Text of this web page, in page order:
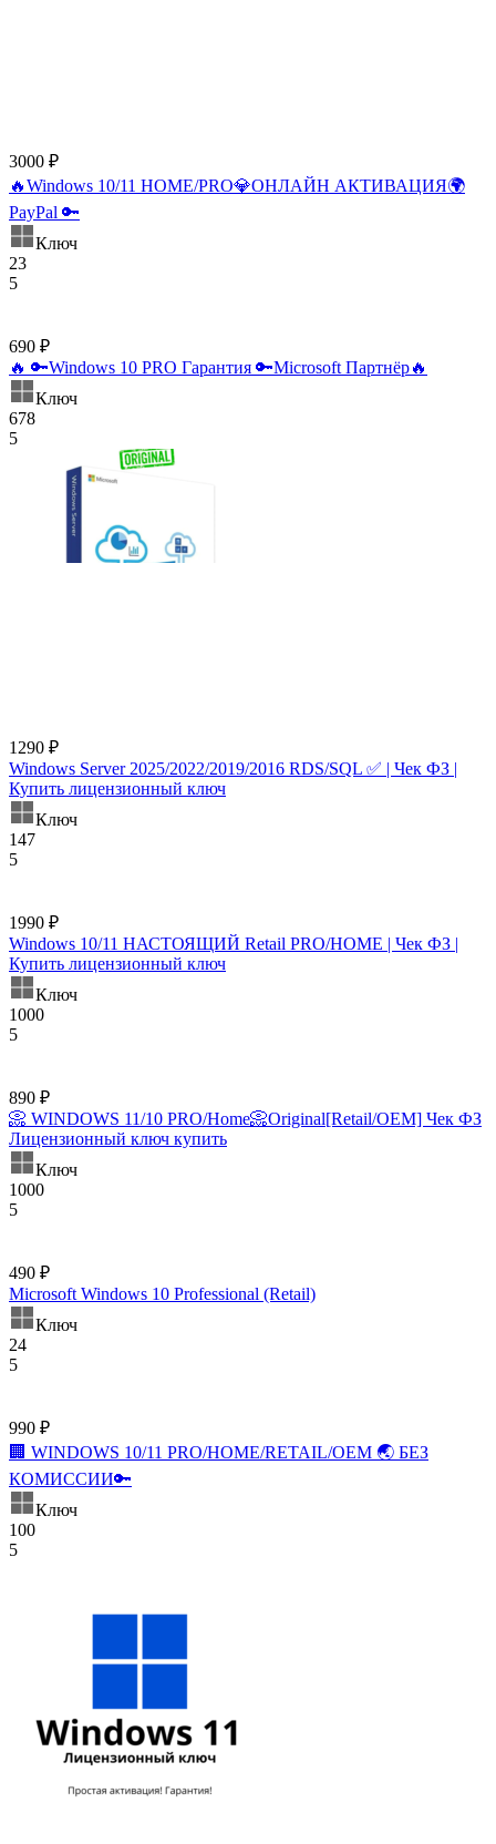
3000 ₽
🔥Windows 10/11 HOME/PRO💎ОНЛАЙН АКТИВАЦИЯ🌍
PayPal 🔑
Ключ
23
5
690 ₽
🔥 🔑Windows 10 PRO Гарантия 🔑Microsoft Партнёр🔥
Ключ
678
5
1290 ₽
Windows Server 2025/2022/2019/2016 RDS/SQL ✅ | Чек ФЗ |
Купить лицензионный ключ
Ключ
147
5
1990 ₽
Windows 10/11 НАСТОЯЩИЙ Retail PRO/HOME | Чек ФЗ |
Купить лицензионный ключ
Ключ
1000
5
890 ₽
📀 WINDOWS 11/10 PRO/Home📀Original[Retail/OEM] Чек ФЗ
Лицензионный ключ купить
Ключ
1000
5
490 ₽
Microsoft Windows 10 Professional (Retail)
Ключ
24
5
990 ₽
🏢 WINDOWS 10/11 PRO/HOME/RETAIL/OEM 🌏 БЕЗ
КОМИССИИ🔑
Ключ
100
5